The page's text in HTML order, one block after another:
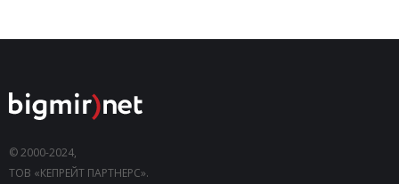
© 2000-2024,
ТОВ «КЕПРЕЙТ ПАРТНЕРС».